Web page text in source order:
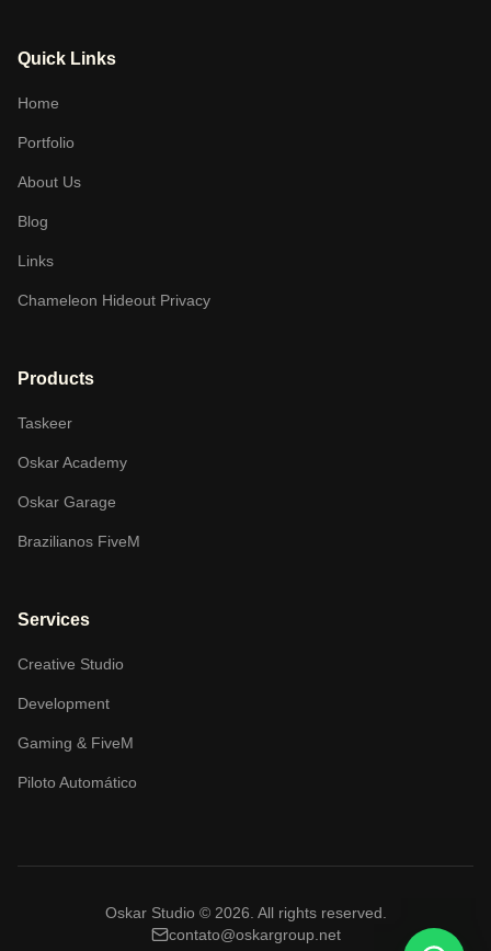
Quick Links
Home
Portfolio
About Us
Blog
Links
Chameleon Hideout Privacy
Products
Taskeer
Oskar Academy
Oskar Garage
Brazilianos FiveM
Services
Creative Studio
Development
Gaming & FiveM
Piloto Automático
Oskar Studio © 2026 All rights reserved.
contato@oskargroup.net